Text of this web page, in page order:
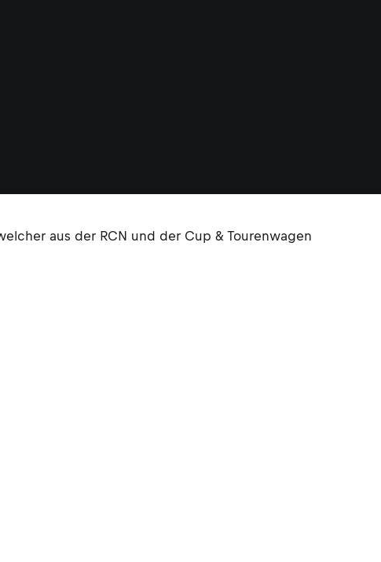
aus der RCN und der Cup & Tourenwagen